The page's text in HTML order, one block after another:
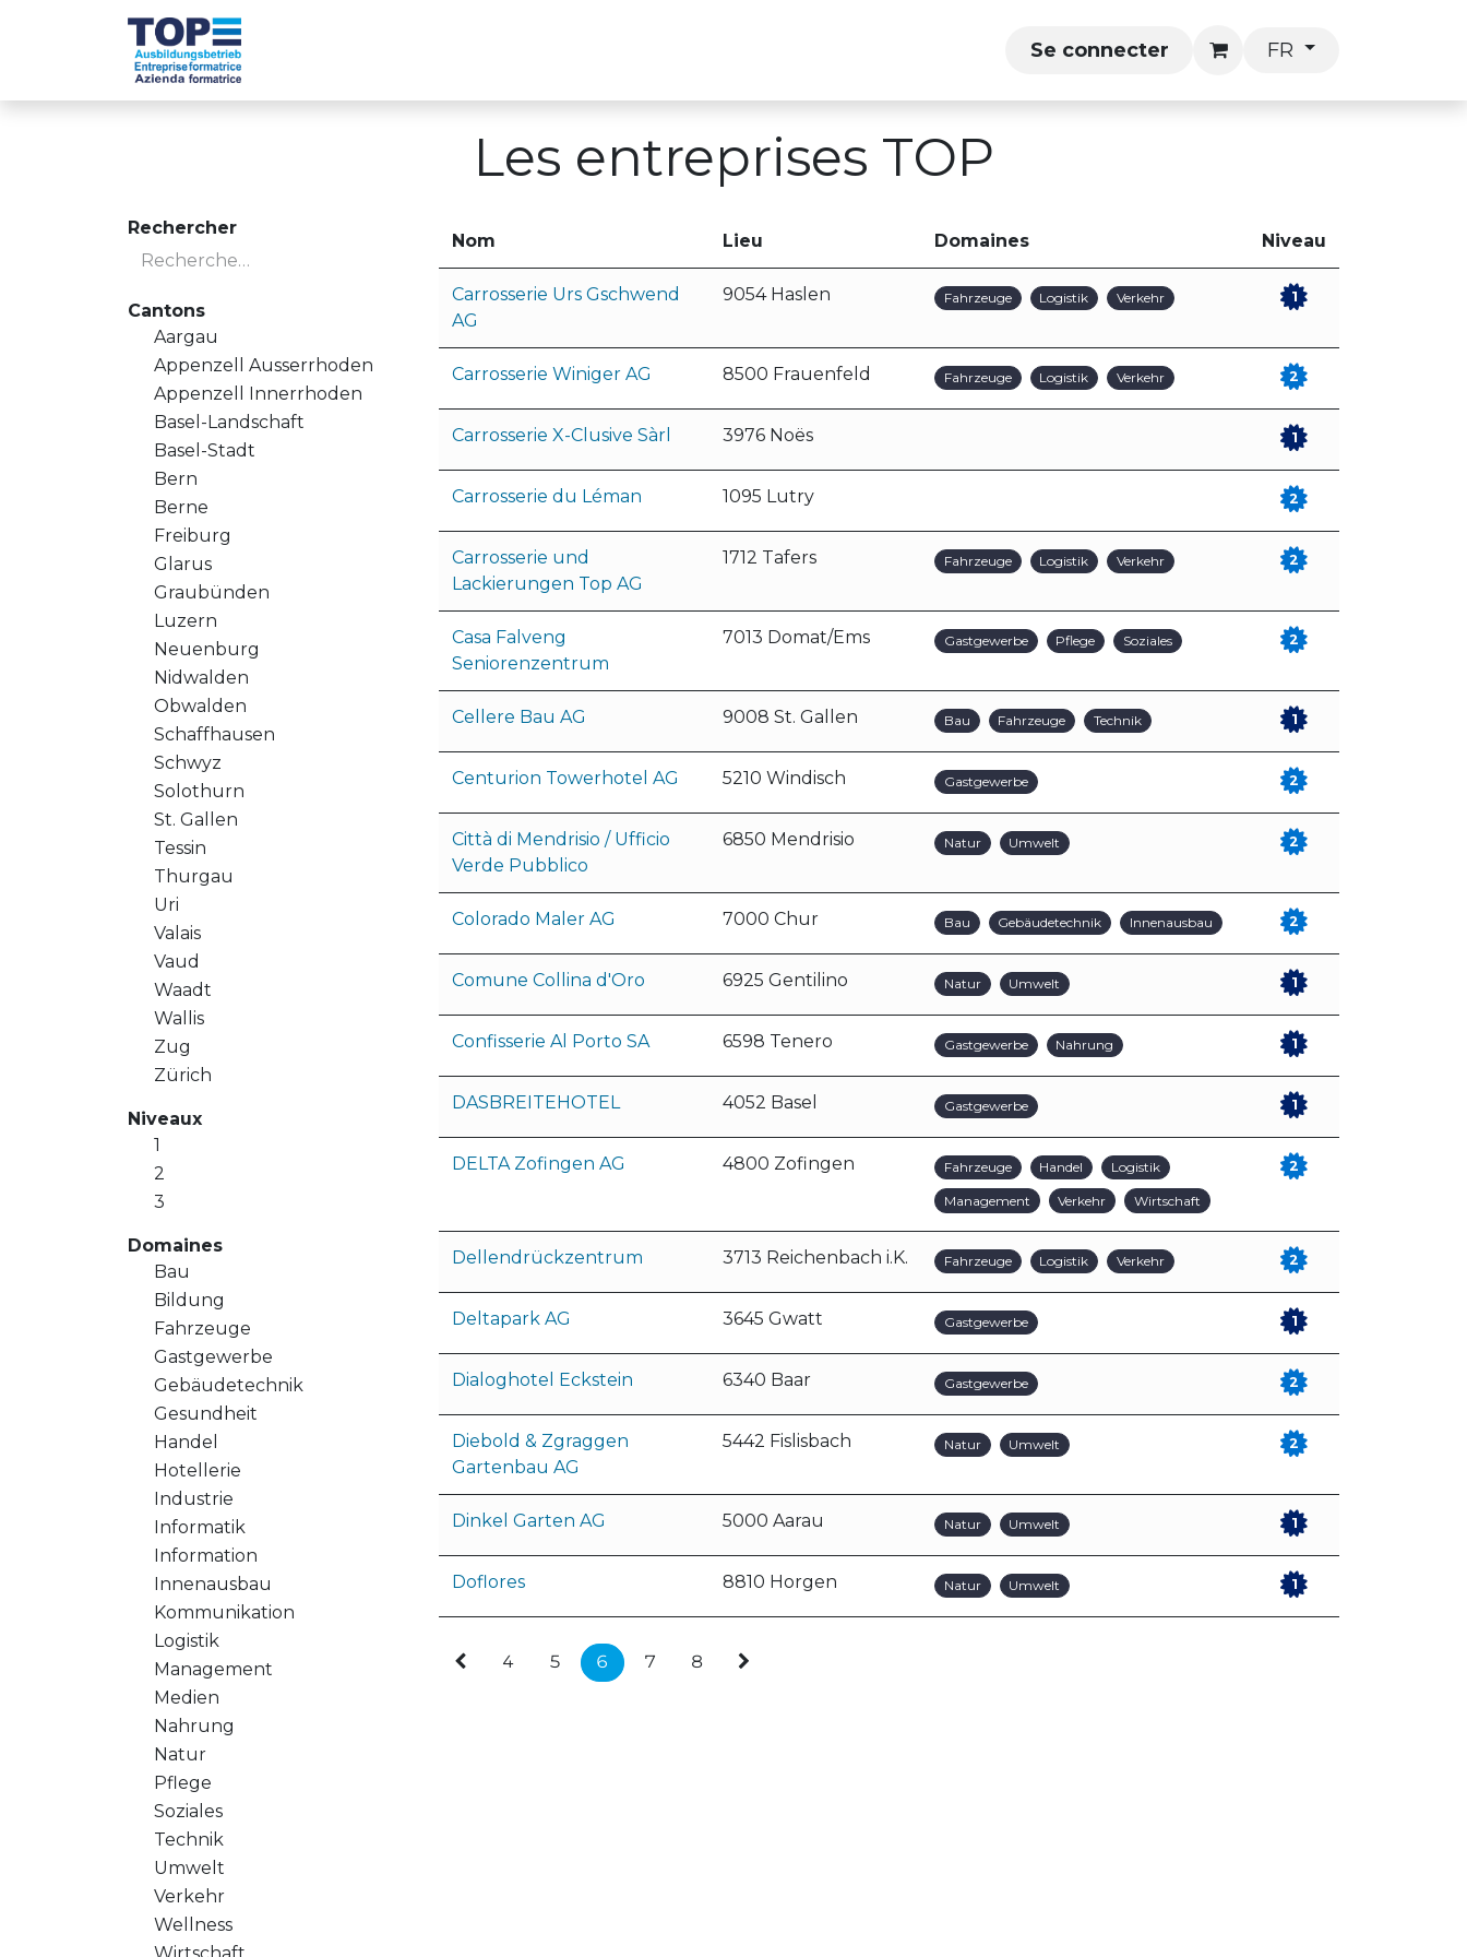
Les entreprises TOP Se connecter FR
Les entreprises TOP
Rechercher
Cantons
Aargau
Appenzell Ausserrhoden
Appenzell Innerrhoden
Basel-Landschaft
Basel-Stadt
Bern
Berne
Freiburg
Glarus
Graubünden
Luzern
Neuenburg
Nidwalden
Obwalden
Schaffhausen
Schwyz
Solothurn
St. Gallen
Tessin
Thurgau
Uri
Valais
Vaud
Waadt
Wallis
Zug
Zürich
Niveaux
1
2
3
Domaines
Bau
Bildung
Fahrzeuge
Gastgewerbe
Gebäudetechnik
Gesundheit
Handel
Hotellerie
Industrie
Informatik
Information
Innenausbau
Kommunikation
Logistik
Management
Medien
Nahrung
Natur
Pflege
Soziales
Technik
Umwelt
Verkehr
Wellness
Nom Lieu Domaines Niveau
Carrosserie Urs Gschwend
AG
9054 Haslen Fahrzeuge Logistik Verkehr 1
Carrosserie Winiger AG 8500 Frauenfeld Fahrzeuge Logistik Verkehr 2
Carrosserie X-Clusive Sàrl 3976 Noës 1
Carrosserie du Léman 1095 Lutry 2
Carrosserie und
Lackierungen Top AG
1712 Tafers Fahrzeuge Logistik Verkehr 2
Casa Falveng
Seniorenzentrum
7013 Domat/Ems Gastgewerbe Pflege Soziales 2
Cellere Bau AG 9008 St. Gallen Bau Fahrzeuge Technik 1
Centurion Towerhotel AG 5210 Windisch Gastgewerbe 2
Città di Mendrisio / Ufficio
Verde Pubblico
6850 Mendrisio Natur Umwelt 2
Colorado Maler AG 7000 Chur Bau Gebäudetechnik Innenausbau 2
Comune Collina d'Oro 6925 Gentilino Natur Umwelt 1
Confisserie Al Porto SA 6598 Tenero Gastgewerbe Nahrung 1
DASBREITEHOTEL 4052 Basel Gastgewerbe 1
DELTA Zofingen AG 4800 Zofingen Fahrzeuge Handel Logistik
Management Verkehr Wirtschaft
2
Dellendrückzentrum 3713 Reichenbach i.K. Fahrzeuge Logistik Verkehr 2
Deltapark AG 3645 Gwatt Gastgewerbe 1
Dialoghotel Eckstein 6340 Baar Gastgewerbe 2
Diebold & Zgraggen
Gartenbau AG
5442 Fislisbach Natur Umwelt 2
Dinkel Garten AG 5000 Aarau Natur Umwelt 1
Doflores 8810 Horgen Natur Umwelt 1
4 5 6 7 8